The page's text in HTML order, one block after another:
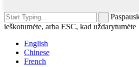
ieškotumėte, arba ESC, kad uždarytumėte
English
Chinese
French